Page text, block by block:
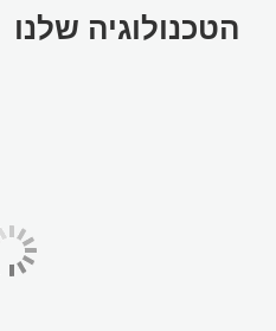
הטכנולוגיה שלנו